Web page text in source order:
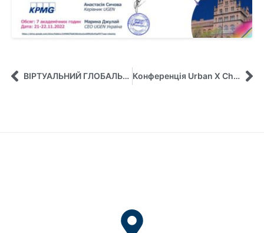
ВІРТУАЛЬНИЙ ГЛОБАЛЬНИЙ КЛАС 2022 «МІЖНАРОДНІ ВІДНОСИНИ ТА ГЛОБАЛЬНЕ ЛІДЕРСТВО» ЗАВЕРШЕНО Конференція Urban X Change за участю професорки Ганни Швіндіної